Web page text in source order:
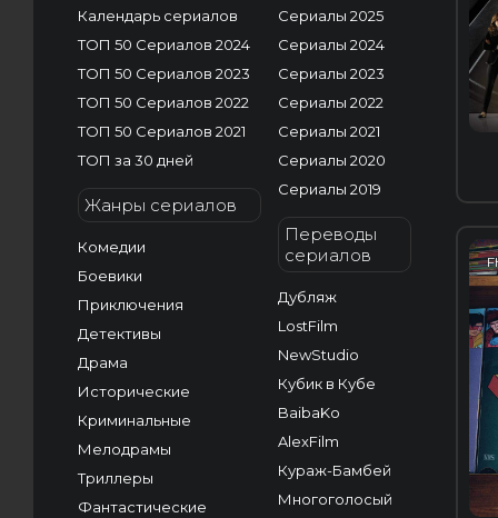
Календарь сериалов
ТОП 50 Сериалов 2024
ТОП 50 Сериалов 2023
ТОП 50 Сериалов 2022
ТОП 50 Сериалов 2021
ТОП за 30 дней
Жанры сериалов
Комедии
Боевики
Приключения
Детективы
Драма
Исторические
Криминальные
Мелодрамы
Триллеры
Фантастические
Сериалы 2025
Сериалы 2024
Сериалы 2023
Сериалы 2022
Сериалы 2021
Сериалы 2020
Сериалы 2019
Переводы
сериалов
Дубляж
LostFilm
NewStudio
Кубик в Кубе
BaibaKo
AlexFilm
Кураж-Бамбей
Многоголосый